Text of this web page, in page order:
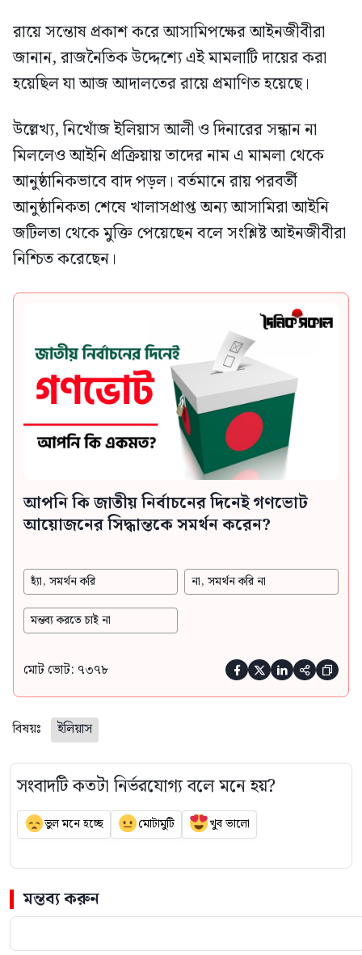
রায়ে সন্তোষ প্রকাশ করে আসামিপক্ষের আইনজীবীরা
জানান, রাজনৈতিক উদ্দেশ্যে এই মামলাটি দায়ের করা
হয়েছিল যা আজ আদালতের রায়ে প্রমাণিত হয়েছে।
উল্লেখ্য, নিখোঁজ ইলিয়াস আলী ও দিনারের সন্ধান না
মিললেও আইনি প্রক্রিয়ায় তাদের নাম এ মামলা থেকে
আনুষ্ঠানিকভাবে বাদ পড়ল। বর্তমানে রায় পরবর্তী
আনুষ্ঠানিকতা শেষে খালাসপ্রাপ্ত অন্য আসামিরা আইনি
জটিলতা থেকে মুক্তি পেয়েছেন বলে সংশ্লিষ্ট আইনজীবীরা
নিশ্চিত করেছেন।
আপনি কি জাতীয় নির্বাচনের দিনেই গণভোট
আয়োজনের সিদ্ধান্তকে সমর্থন করেন?
হ্যাঁ, সমর্থন করি না, সমর্থন করি না
মন্তব্য করতে চাই না
মোট ভোট: ৭৩৭৮     
বিষয়ঃ ইলিয়াস
সংবাদটি কতটা নির্ভরযোগ্য বলে মনে হয়?
ভুল মনে হচ্ছে মোটামুটি খুব ভালো
মন্তব্য করুন